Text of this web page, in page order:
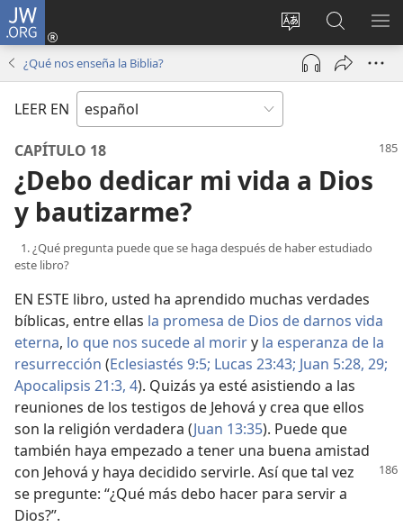
JW.ORG
Cambiar
idioma
del sitio
Iniciar
sesión
(abre
nueva
en
jw.org
¿Qué nos enseña la Biblia?
LEER EN
CAPÍTULO 18
¿Debo dedicar mi vida a Dios
y bautizarme?
1. ¿Qué pregunta puede que se haga después de haber estudiado
este libro?
EN ESTE libro, usted ha aprendido muchas verdades
bíblicas, entre ellas la promesa de Dios de darnos vida
eterna, lo que nos sucede al moriry la esperanza de la
resurrección (Eclesiastés 9:5; Lucas 23:43; Juan 5:28, 29;
Apocalipsis 21:3, 4). Quizás ya esté asistiendo a las
reuniones de los testigos de Jehová y crea que ellos
son la religión verdadera (Juan 13:35). Puede que
también haya empezado a tener una buena amistad
con Jehová y haya decidido servirle. Así que tal vez
se pregunte: “¿Qué más debo hacer para servir a
Dios?”.